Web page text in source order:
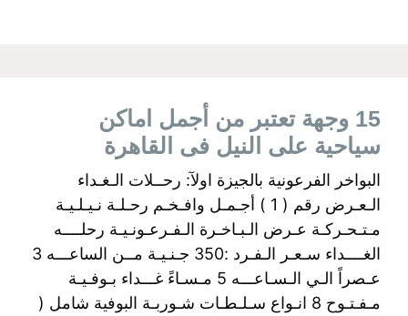
15 وجهة تعتبر من أجمل اماكن
سياحية على النيل فى القاهرة
البواخر الفرعونية بالجيزة اولآ: رحــلات الـغـداء
الـعـرض رقم ( 1 ) أجـمـل وافـخـم رحـلـة نـيـلـيـة
مـتـحـركـة عـرض الـبـاخـرة الـفـرعـونـيـة رحلــــه
الغــــداء سـعـر الـفـرد :350 جـنـيـة مــن الساعـــه 3
عـصراً الـي الـسـاعـــه 5 مـسـاءً غـــداء بـوفـيـة
مـفـتـوح 8 انـواع سـلـطـات شـوربـة البوفية شامل (